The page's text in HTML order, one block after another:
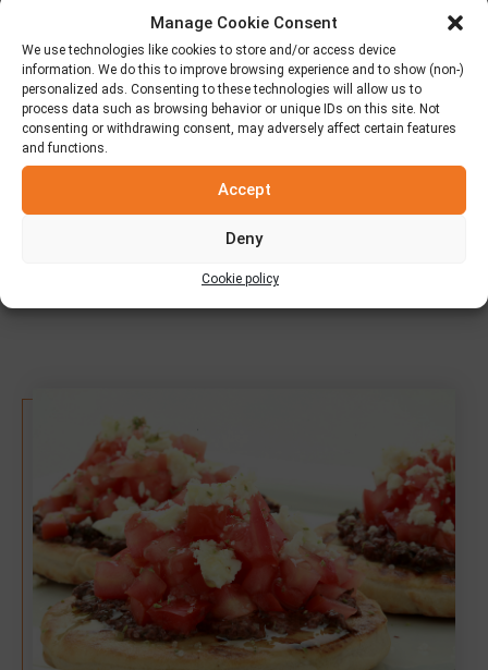
Manage Cookie Consent
We use technologies like cookies to store and/or access device
information. We do this to improve browsing experience and to show (non-)
personalized ads. Consenting to these technologies will allow us to
process data such as browsing behavior or unique IDs on this site. Not
consenting or withdrawing consent, may adversely affect certain features
and functions.
Accept
Deny
Cookie policy
Pita di mais con
carne di maiale